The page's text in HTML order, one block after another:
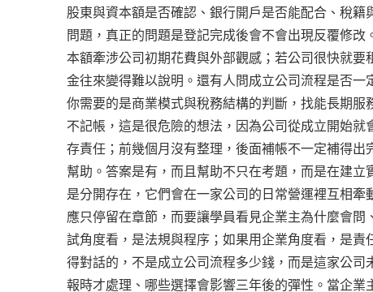
股東與資本額是否確認、銀行開戶是否能配合、稅
問題，真正的問題是登記完成後會不會出現反覆修
本額牽涉公司初期花費與外部觀感；若公司很快就
金往來變得難以說明。還有人問成立公司流程是否
你需要的是商業模式與稅務結構的判斷，找能長期
不記帳，這是很危險的想法，因為公司從成立開始
存責任；前幾個月沒有整理，後面補帳不一定補得
幫助。答案是有，而且幫助不只在考題，而是在建
是分開存在，它們會在一家公司的日常營運裡互相
應只停留在章節，而要讓學員看見企業主為什麼會
試角度看，是法規與程序；如果用企業角度看，是
得對話的，不是成立公司流程多少錢，而是這家公
報時才處理、哪些選擇會影響三年後的彈性。當企